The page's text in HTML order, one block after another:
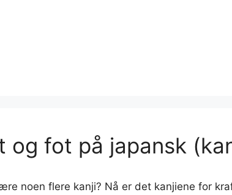
og fot på japansk
noen flere kanji? Nå er det kanjiene for